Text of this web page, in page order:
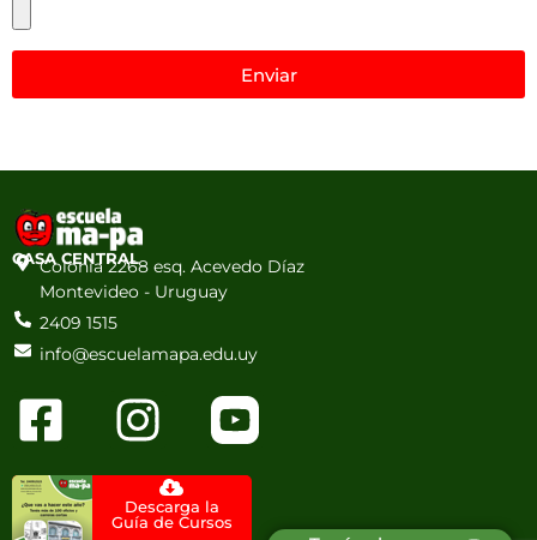
Enviar
CASA CENTRAL
Colonia 2268 esq. Acevedo Díaz
Montevideo - Uruguay
2409 1515
info@escuelamapa.edu.uy
Descarga la
Guía de Cursos